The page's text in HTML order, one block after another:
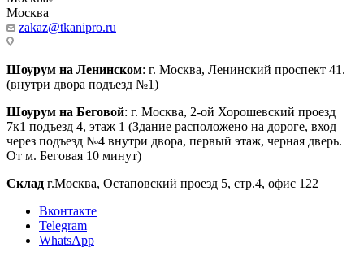
Москва
zakaz@tkanipro.ru
Шоурум на Ленинском: г. Москва, Ленинский проспект 41.
(внутри двора подъезд №1)
Шоурум на Беговой: г. Москва, 2-ой Хорошевский проезд
7к1 подъезд 4, этаж 1 (Здание расположено на дороге, вход
через подъезд №4 внутри двора, первый этаж, черная дверь.
От м. Беговая 10 минут)
Склад г.Москва, Остаповский проезд 5, стр.4, офис 122
Вконтакте
Telegram
WhatsApp